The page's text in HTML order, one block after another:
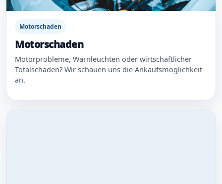
Motorschaden
Motorschaden
Motorprobleme, Warnleuchten oder wirtschaftlicher
Totalschaden? Wir schauen uns die Ankaufsmöglichkeit
an.